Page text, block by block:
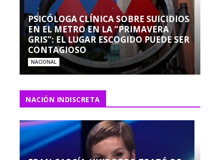
PSICÓLOGA CLÍNICA SOBRE SUICIDIOS
EN EL METRO EN LA “PRIMAVERA
GRIS”: EL LUGAR ESCOGIDO PUEDE SER
CONTAGIOSO
NACIONAL
NACIÓN INDISCRETA